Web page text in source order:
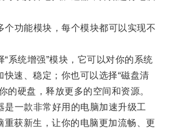
功能模块，每个模块都可以实现不
统增强”模块，它可以对你的系统
快速、稳定；你也可以选择“磁盘清
的硬盘，释放更多的空间和资源。
一款非常好用的电脑加速升级工
重获新生，让你的电脑更加流畅、更